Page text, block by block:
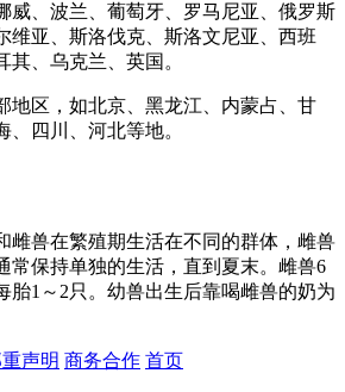
威、波兰、葡萄牙、罗马尼亚、俄罗斯
维亚、斯洛伐克、斯洛文尼亚、西班
其、乌克兰、英国。
地区，如北京、黑龙江、内蒙占、甘
、四川、河北等地。
雌兽在繁殖期生活在不同的群体，雌兽
常保持单独的生活，直到夏末。雌兽6
胎1～2只。幼兽出生后靠喝雌兽的奶为
声明 商务合作 首页